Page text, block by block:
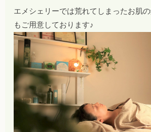
エメシェリーでは荒れてしまったお肌
もご用意しております♪